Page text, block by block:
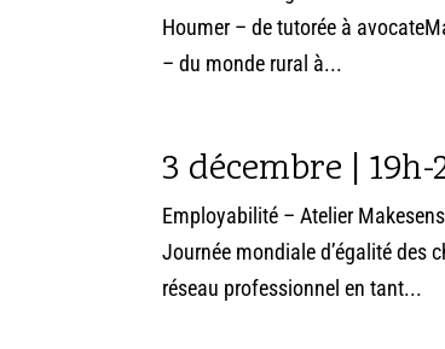
Houmer – de tutorée à
– du monde rural à...
3 décembre |
Employabilité – Atelier
Journée mondiale d’égalité des
réseau professionnel en tant...